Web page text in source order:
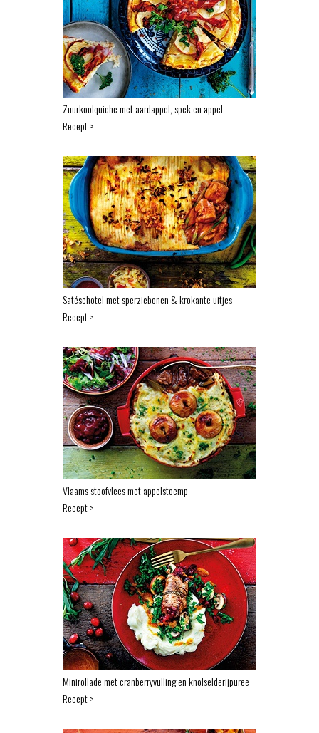
Zuurkoolquiche met aardappel, spek en appel
Recept >
Satéschotel met sperziebonen & krokante uitjes
Recept >
Vlaams stoofvlees met appelstoemp
Recept >
Minirollade met cranberryvulling en knolselderijpuree
Recept >